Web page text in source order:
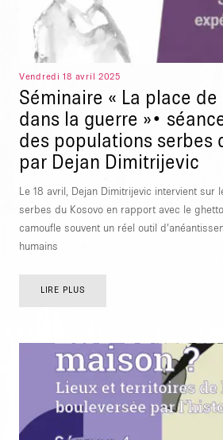
Vendredi 18 avril 2025
Séminaire « La place de
dans la guerre »•
des populations serbes
par Dejan Dimitrijevic
Le 18 avril, Dejan Dimitrijevic intervient sur
serbes du Kosovo en rapport avec le
camoufle souvent un réel outil
humains
LIRE PLUS